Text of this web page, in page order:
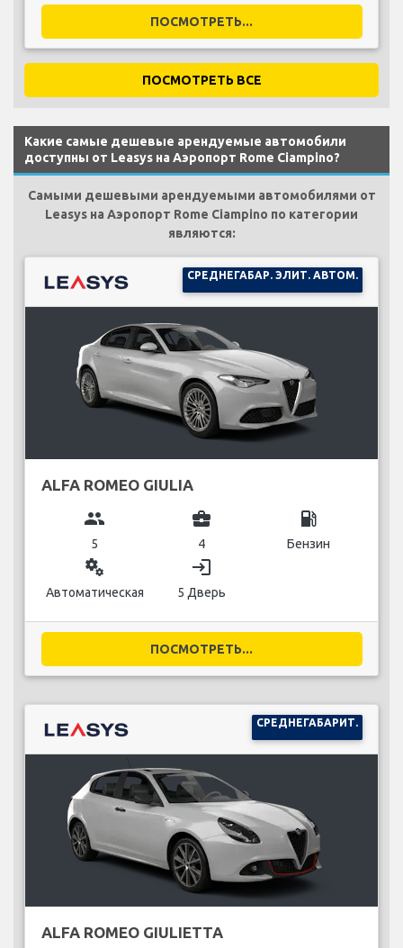
ПОСМОТРЕТЬ...
ПОСМОТРЕТЬ ВСЕ
Какие самые дешевые арендуемые автомобили
доступны от Leasys на Аэропорт Rome Ciampino?
Самыми дешевыми арендуемыми автомобилями от
Leasys на Аэропорт Rome Ciampino по категории
являются:
СРЕДНЕГАБАР. ЭЛИТ. АВТОМ.
ALFA ROMEO GIULIA
group
5
business_center
4
local_gas_station
Бензин
miscellaneous_services
Автоматическая
login
5 Дверь
ПОСМОТРЕТЬ...
СРЕДНЕГАБАРИТ.
ALFA ROMEO GIULIETTA